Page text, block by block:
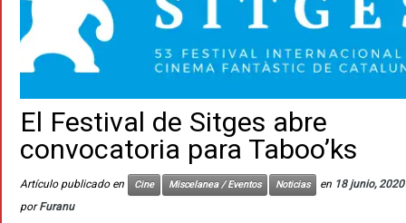
El Festival de Sitges abre
convocatoria para Taboo’ks
Artículo publicado en Cine Miscelanea / Eventos Noticias en 18 junio, 2020
porFuranu